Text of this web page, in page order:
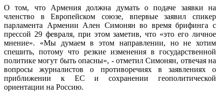
О том, что Армения должна думать о подаче заявки на
членство в Европейском союзе, впервые заявил спикер
парламента Армении Ален Симонян во время брифинга с
прессой 29 февраля, при этом заметив, что «это его личное
мнение». «Мы думаем в этом направлении, но не хотим
спешить, потому что резкие изменения в государственной
политике могут быть опасны», - отметил Симонян, отвечая на
вопросы журналистов о противоречиях в заявлениях о
приближении к ЕС и сохранении геополитической
ориентации на Россию.